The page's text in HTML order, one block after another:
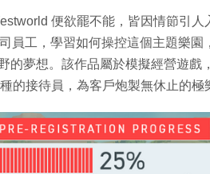
便欲罷不能，皆因情節引
員工，學習如何操控這個主題樂
的夢想。該作品屬於模擬經營遊
的接待員，為客戶炮製無休止的極